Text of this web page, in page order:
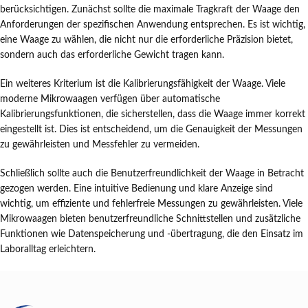
berücksichtigen. Zunächst sollte die maximale Tragkraft der Waage den
Anforderungen der spezifischen Anwendung entsprechen. Es ist wichtig,
eine Waage zu wählen, die nicht nur die erforderliche Präzision bietet,
sondern auch das erforderliche Gewicht tragen kann.
Ein weiteres Kriterium ist die Kalibrierungsfähigkeit der Waage. Viele
moderne Mikrowaagen verfügen über automatische
Kalibrierungsfunktionen, die sicherstellen, dass die Waage immer korrekt
eingestellt ist. Dies ist entscheidend, um die Genauigkeit der Messungen
zu gewährleisten und Messfehler zu vermeiden.
Schließlich sollte auch die Benutzerfreundlichkeit der Waage in Betracht
gezogen werden. Eine intuitive Bedienung und klare Anzeige sind
wichtig, um effiziente und fehlerfreie Messungen zu gewährleisten. Viele
Mikrowaagen bieten benutzerfreundliche Schnittstellen und zusätzliche
Funktionen wie Datenspeicherung und -übertragung, die den Einsatz im
Laboralltag erleichtern.